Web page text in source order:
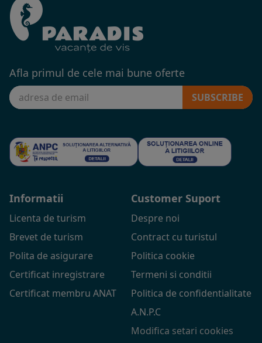
Afla primul de cele mai bune oferte
SUBSCRIBE
Informatii
Licenta de turism
Brevet de turism
Polita de asigurare
Certificat inregistrare
Certificat membru ANAT
Customer Suport
Despre noi
Contract cu turistul
Politica cookie
Termeni si conditii
Politica de confidentialitate
A.N.P.C
Modifica setari cookies